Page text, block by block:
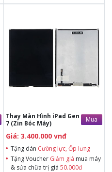
Thay Màn Hình iPad Gen
7 (Zin Bóc Máy)
Mua
Giá: 3.400.000 vnđ
Tặng dán Cường lực, Ốp lưng
Tặng Voucher Giảm giá mua máy
& sửa chữa trị giá 50.000đ
Cường lực, Ốp lưng khi mua BHV
Tặng Voucher Giảm giá mua máy
& sửa chữa trị giá 50.000đ